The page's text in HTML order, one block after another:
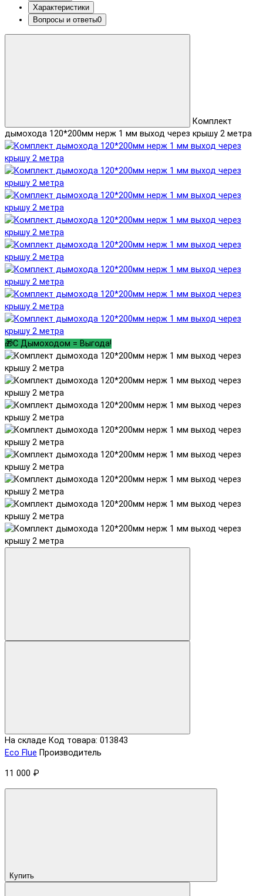
Характеристики
Вопросы и ответы0
Комплект
дымохода 120*200мм нерж 1 мм выход через крышу 2 метра
🎁С Дымоходом = Выгода!
На складе Код товара: 013843
Eco Flue Производитель
11 000 ₽
Купить